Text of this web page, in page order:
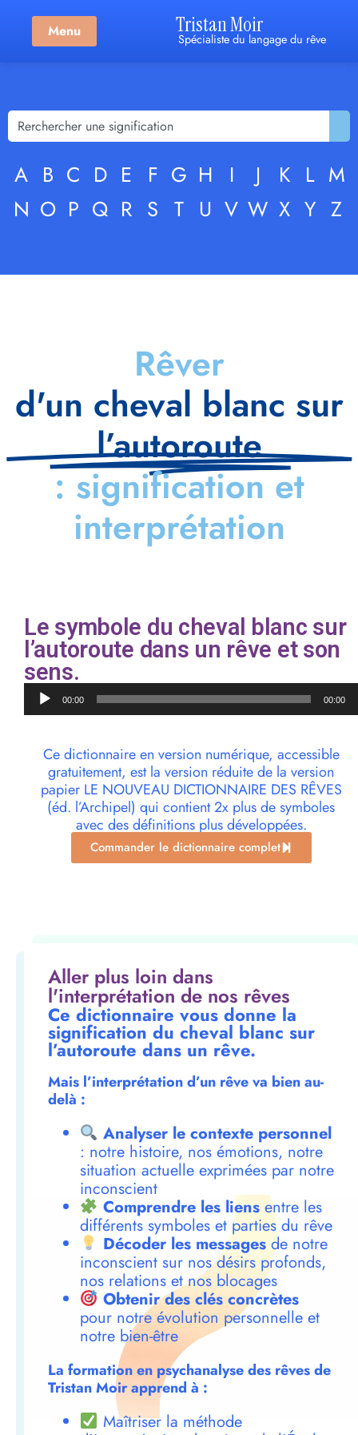
Menu Tristan Moir
Spécialiste du langage du rêve
A B C D E F G H I J K L M
N O P Q R S T U V W X Y Z
Rêver
d'un cheval blanc sur
l’autoroute
: signification et
interprétation
Le symbole du cheval blanc sur
l’autoroute dans un rêve et son
sens.
Lecteur
audio00:00 00:00
Ce dictionnaire en version numérique, accessible
gratuitement, est la version réduite de la version
papier LE NOUVEAU DICTIONNAIRE DES RÊVES
(éd. l’Archipel) qui contient 2x plus de symboles
avec des définitions plus développées.
Commander le dictionnaire complet
Aller plus loin dans
l'interprétation de nos rêves
Ce dictionnaire vous donne la
signification du cheval blanc sur
l’autoroute dans un rêve.
Mais l’interprétation d’un rêve va bien au-
delà :
Analyser le contexte personnel
: notre histoire, nos émotions, notre
situation actuelle exprimées par notre
inconscient
Comprendre les liensentre les
différents symboles et parties du rêve
Décoder les messagesde notre
inconscient sur nos désirs profonds,
nos relations et nos blocages
Obtenir des clés concrètes
pour notre évolution personnelle et
notre bien-être
La formation en psychanalyse des rêves de
Tristan Moir apprend à :
Maîtriser la méthode